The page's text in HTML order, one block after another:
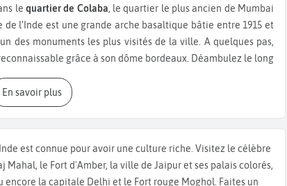
lequartier de Colaba, le quartier le plus ancien de Mumbai
de l’Inde est une grande arche basaltique bâtie entre 1915 et
des monuments les plus visités de la ville. A quelques pas,
grâce à son dôme bordeaux. Déambulez le long
de la ville, découvrez le
le quartier de Malabar Hill. Détendez-vous au
En savoir plus
est connue pour avoir une culture riche. Visitez le célèbre
Mahal, le Fort d'Amber, la ville de Jaipur et ses palais colorés,
encore la capitale Delhi et le Fort rouge Moghol. Faites un